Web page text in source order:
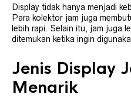
Display tidak hanya menjadi
Para kolektor jam juga
lebih rapi. Selain itu, jam juga
ditemukan ketika ingin
Jenis Display
Menarik